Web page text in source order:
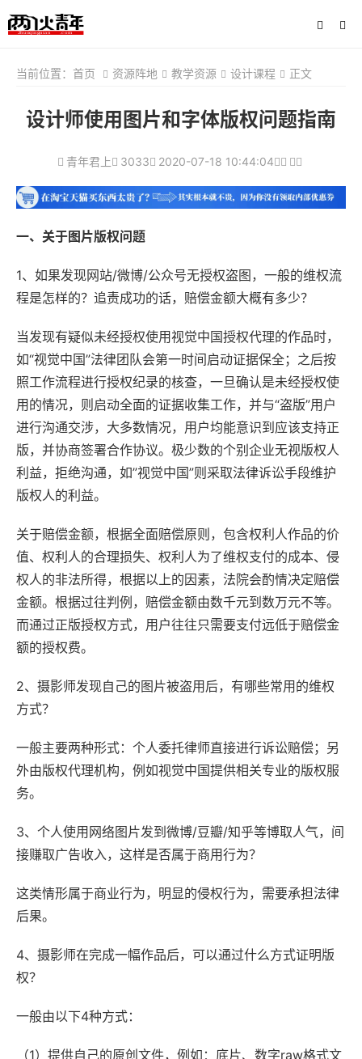
当前位置： 首页 资源阵地 教学资源 设计课程 正文
设计师使用图片和字体版权问题指南
青年君上 3033 2020-07-18 10:44:04
一、关于图片版权问题
1、如果发现网站/微博/公众号无授权盗图，一般的维权流
程是怎样的？追责成功的话，赔偿金额大概有多少？
当发现有疑似未经授权使用视觉中国授权代理的作品时，
如“视觉中国”法律团队会第一时间启动证据保全；之后按
照工作流程进行授权纪录的核查，一旦确认是未经授权使
用的情况，则启动全面的证据收集工作，并与“盗版”用户
进行沟通交涉，大多数情况，用户均能意识到应该支持正
版，并协商签署合作协议。极少数的个别企业无视版权人
利益，拒绝沟通，如”视觉中国”则采取法律诉讼手段维护
版权人的利益。
关于赔偿金额，根据全面赔偿原则，包含权利人作品的价
值、权利人的合理损失、权利人为了维权支付的成本、侵
权人的非法所得，根据以上的因素，法院会酌情决定赔偿
金额。根据过往判例，赔偿金额由数千元到数万元不等。
而通过正版授权方式，用户往往只需要支付远低于赔偿金
额的授权费。
2、摄影师发现自己的图片被盗用后，有哪些常用的维权
方式？
一般主要两种形式：个人委托律师直接进行诉讼赔偿；另
外由版权代理机构，例如视觉中国提供相关专业的版权服
务。
3、个人使用网络图片发到微博/豆瓣/知乎等博取人气，间
接赚取广告收入，这样是否属于商用行为？
这类情形属于商业行为，明显的侵权行为，需要承担法律
后果。
4、摄影师在完成一幅作品后，可以通过什么方式证明版
权？
一般由以下4种方式：
（1）提供自己的原创文件，例如：底片、数字raw格式文